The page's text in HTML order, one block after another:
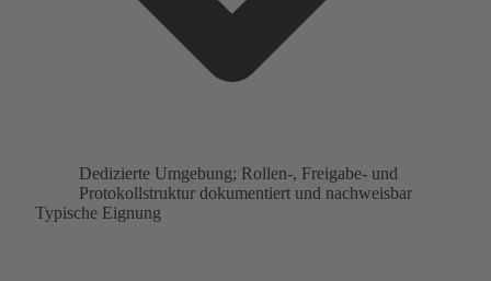
Dedizierte Umgebung; Rollen-, Freigabe- und
Protokollstruktur dokumentiert und nachweisbar
Typische Eignung